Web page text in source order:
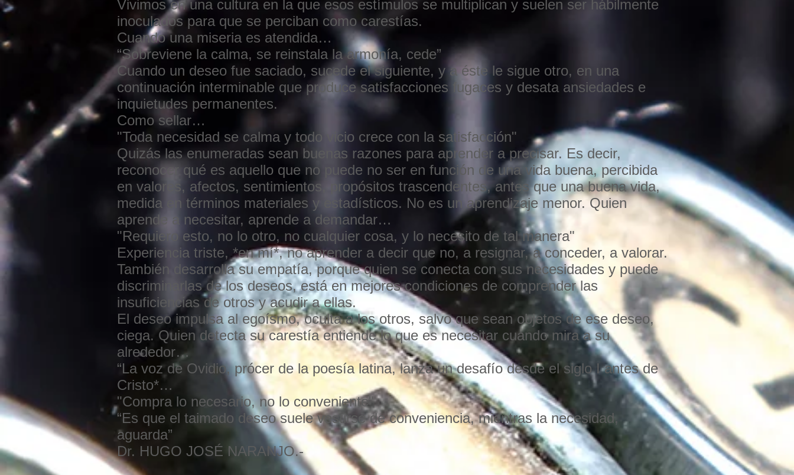
Vivimos en una cultura en la que esos estímulos se multiplican y suelen ser hábilmente
inoculados para que se perciban como carestías.
Cuando una miseria es atendida…
“Sobreviene la calma, se reinstala la armonía, cede”
Cuando un deseo fue saciado, sucede el siguiente, y a éste le sigue otro, en una
continuación interminable que produce satisfacciones fugaces y desata ansiedades e
inquietudes permanentes.
Como sellar…
"Toda necesidad se calma y todo vicio crece con la satisfacción"
Quizás las enumeradas sean buenas razones para aprender a precisar. Es decir,
reconocer qué es aquello que no puede no ser en función de una vida buena, percibida
en valores, afectos, sentimientos, propósitos trascendentes, antes que una buena vida,
medida en términos materiales y estadísticos. No es un aprendizaje menor. Quien
aprende a necesitar, aprende a demandar…
"Requiero esto, no lo otro, no cualquier cosa, y lo necesito de tal manera"
Experiencia triste, *en mí*, no aprender a decir que no, a resignar, a conceder, a valorar.
También desarrolla su empatía, porque quien se conecta con sus necesidades y puede
discriminarlas de los deseos, está en mejores condiciones de comprender las
insuficiencias de otros y acudir a ellas.
El deseo impulsa al egoísmo, oculta a los otros, salvo que sean objetos de ese deseo,
ciega. Quien detecta su carestía entiende lo que es necesitar cuando mira a su
alrededor…
“La voz de Ovidio, prócer de la poesía latina, lanza un desafío desde el siglo I antes de
Cristo*…
"Compra lo necesario, no lo conveniente"
“Es que el taimado deseo suele vestirse de conveniencia, mientras la necesidad,
aguarda”
Dr. HUGO JOSÉ NARANJO.-